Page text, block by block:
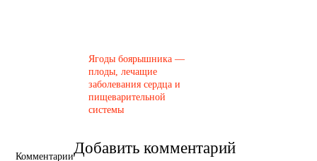
Ягоды боярышника —
плоды, лечащие
заболевания сердца и
пищеварительной
системы
КомментарииДобавить комментарий